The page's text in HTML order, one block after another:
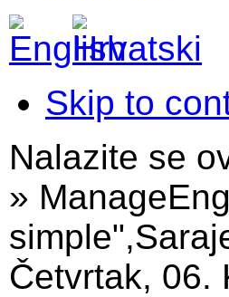
Skip to
Nalazite se
»
Četvrtak, 06.